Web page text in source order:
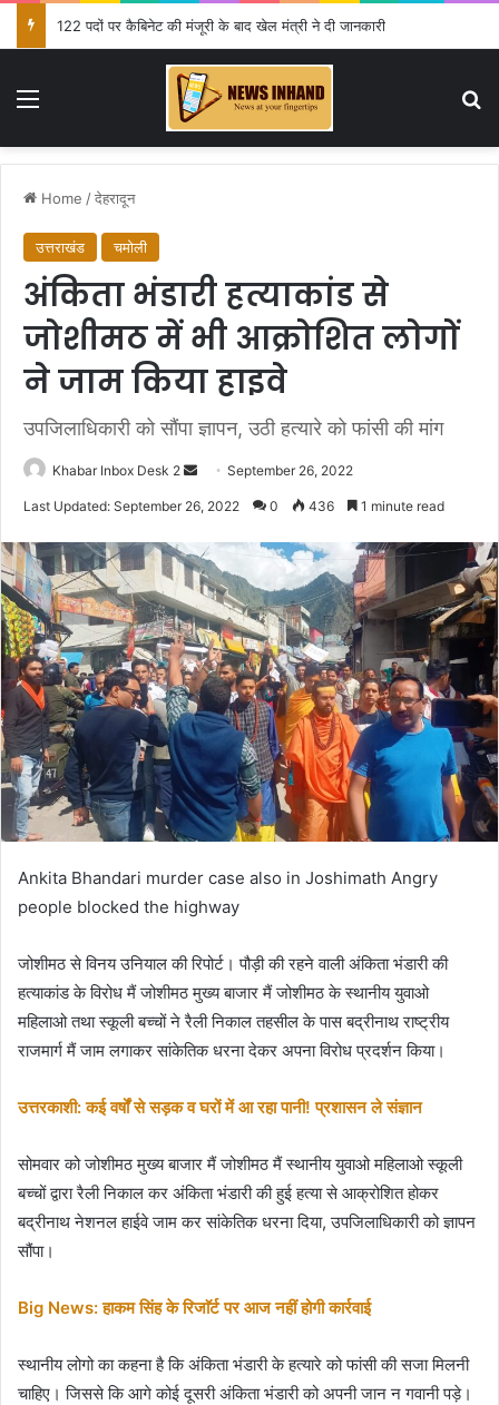
122 पदों पर कैबिनेट की मंजूरी के बाद खेल मंत्री ने दी जानकारी
Menu
Home /देहरादून
उत्तराखंड चमोली
अंकिता भंडारी हत्याकांड से
जोशीमठ में भी आक्रोशित लोगों
ने जाम किया हाइवे
उपजिलाधिकारी को सौंपा ज्ञापन, उठी हत्यारे को फांसी की मांग
Khabar Inbox Desk 2
SendSeptember 26, 2022
Last Updated: September 26, 2022 0 436 1 minute read
Ankita Bhandari murder case also in Joshimath Angry
people blocked the highway
जोशीमठ से विनय उनियाल की रिपोर्ट। पौड़ी की रहने वाली अंकिता भंडारी की
हत्याकांड के विरोध मैं जोशीमठ मुख्य बाजार मैं जोशीमठ के स्थानीय युवाओ
महिलाओ तथा स्कूली बच्चों ने रैली निकाल तहसील के पास बद्रीनाथ राष्ट्रीय
राजमार्ग मैं जाम लगाकर सांकेतिक धरना देकर अपना विरोध प्रदर्शन किया।
उत्तरकाशी: कई वर्षों से सड़क व घरों में आ रहा पानी! प्रशासन ले संज्ञान
सोमवार को जोशीमठ मुख्य बाजार मैं जोशीमठ मैं स्थानीय युवाओ महिलाओ स्कूली
बच्चों द्वारा रैली निकाल कर अंकिता भंडारी की हुई हत्या से आक्रोशित होकर
बद्रीनाथ नेशनल हाईवे जाम कर सांकेतिक धरना दिया, उपजिलाधिकारी को ज्ञापन
सौंपा।
Big News: हाकम सिंह के रिजाॅर्ट पर आज नहीं होगी कार्रवाई
स्थानीय लोगो का कहना है कि अंकिता भंडारी के हत्यारे को फांसी की सजा मिलनी
चाहिए। जिससे कि आगे कोई दूसरी अंकिता भंडारी को अपनी जान न गवानी पड़े।